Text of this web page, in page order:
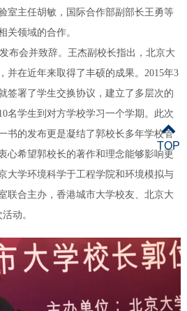
室主任胡敏，国际合作部副部长王勇等
关领域的合作。
布会并致辞。王杰副校长指出，北京大
并在近年来取得了丰硕的成果。2015年3
签署了学生交换协议，建立了多层次的
名学生到对方学校学习一个学期。此次
书的发布更是凝结了郭校长多年学校管
心希望郭校长的著作和理念能够影响更
大学环境科学于工程学院和环境模拟与
联合主办，香港城市大学校友、北京大
动。
TOP